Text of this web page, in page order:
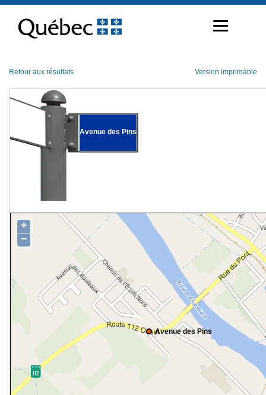
contenu
Retour aux résultats Version imprimable
Avenue des Pins
Avenue des Pins
+
−